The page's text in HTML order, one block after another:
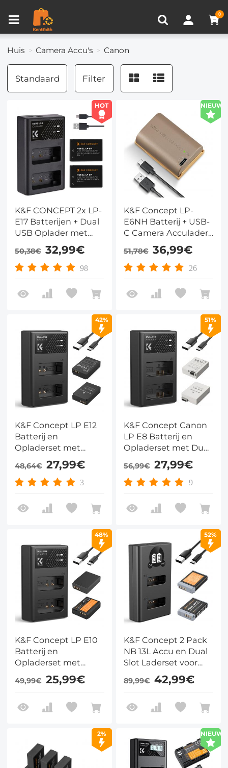
0
Huis Camera Accu's Canon
Standaard Filter
HOT
K&F CONCEPT 2x LP-
E17 Batterijen + Dual
USB Oplader met
LCD Display -
Compatibel met
Canon EOS RP, Rebel
EOS M6 Mark II, 77D,
200D, 750D/760D,
50,38€ 32,99€
98
NIEUW
K&F Concept LP-
E6NH Batterij + USB-
C Camera Acculader
– Compatibel met
Canon EOS 90D, 80D,
70D, 5D Mark II, III, IV,
Mark II, R5, R6, R6 II,
R7
51,78€ 36,99€
26
42%
K&F Concept LP E12
Batterij en
Opladerset met
Dubbele Oplader
voor Canon M2,
M200, M50, M100,
48,64€ 27,99€
3
51%
K&F Concept Canon
LP E8 Batterij en
Opladerset met Dual
Slot Oplader voor
Canon EOS 700D
650D 550D X7i X6i X5
56,99€ 27,99€
9
48%
K&F Concept LP E10
Batterij en
Opladerset met
Dubbele Oplader
voor Canon EOS
1200D, X50
49,99€ 25,99€
52%
K&F Concept 2 Pack
NB 13L Accu en Dual
Slot Laderset voor
Canon EOS G7 X
Mark II, G7 X, G1 X
Mark II, G9 X, G9 X
89,99€ 42,99€
2% NIEUW